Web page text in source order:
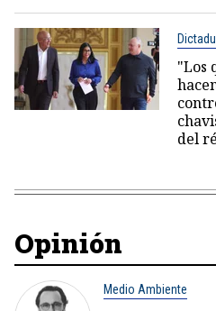
"Los
del
Opinión
Medio Ambiente